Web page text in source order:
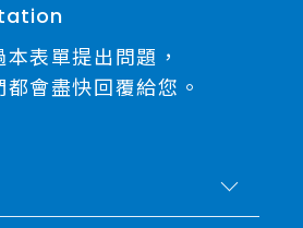
表單提出問題，
會盡快回覆給您。